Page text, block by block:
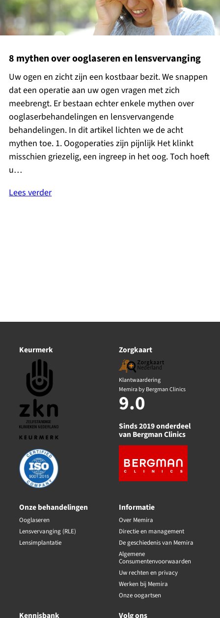
8 mythen over ooglaseren en lensvervanging
Uw ogen en zicht zijn een kostbaar bezit. We snappen
dat een operatie aan uw ogen vragen met zich
meebrengt. Er bestaan echter enkele mythen over
ooglaserbehandelingen en lensvervangende
behandelingen. In dit artikel lichten we de acht
mythen toe. 1. Oogoperaties zijn pijnlijk Het klinkt
misschien griezelig, een ingreep in het oog. Toch hoeft
u…
Lees verder
Keurmerk Zorgkaart
Klantwaardering
Memira by Bergman Clinics
9.0
Sinds 2019 onderdeel
van Bergman Clinics
Onze behandelingen
Ooglaseren
Lensvervanging (RLE)
Lensimplantatie
Informatie
Over Memira
Directie en management
De geschiedenis van Memira
Algemene
Consumentenvoorwaarden
Uw rechten en privacy
Werken bij Memira
Onze oogartsen
Kennisbank Volg ons